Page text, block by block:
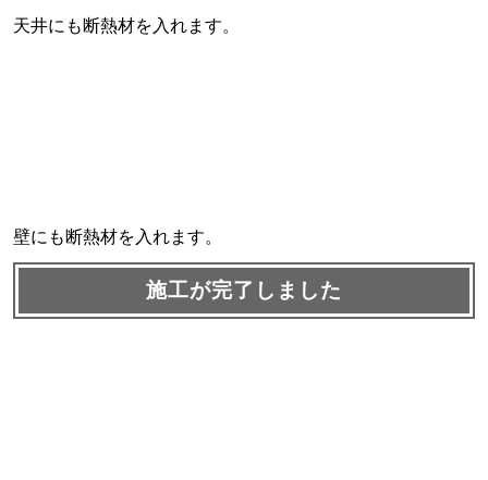
天井にも断熱材を入れます。
壁にも断熱材を入れます。
施工が完了しました